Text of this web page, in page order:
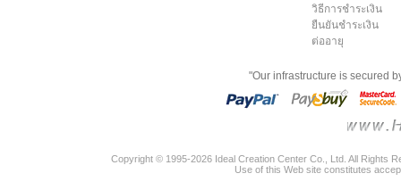
วิธีการชำระเงิน
ยืนยันชำระเงิน
ต่ออายุ
"Our infrastructure is secured
Copyright © 1995-2026 Ideal Creation Center Co., Ltd. All Rights
Use of this Web site constitutes